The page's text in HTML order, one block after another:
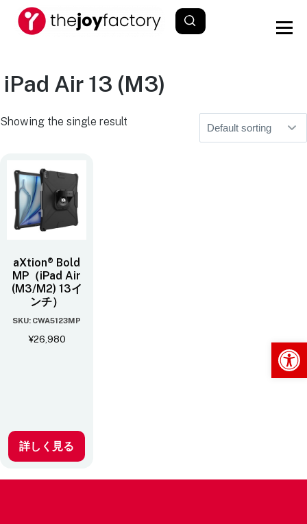
iPad Air 13 (M3)
Showing the single result
aXtion® Bold
MP（iPad Air
(M3/M2) 13イ
ンチ）
SKU: CWA5123MP
¥26,980
詳しく見る